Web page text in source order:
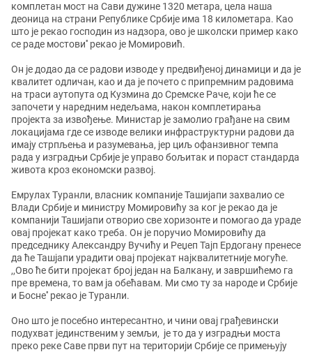
комплетан мост на Сави дужине 1320 метара, цела наша
деоница на страни Републике Србије има 18 километара. Као
што је рекао господин из надзора, ово је школски пример како
се раде мостови'' рекао је Момировић.
Он је додао да се радови изводе у предвиђеној динамици и да је
квалитет одличан, као и да је почето с припремним радовима
на траси аутопута од Кузмина до Сремске Раче, који ће се
започети у наредним недељама, након комплетирања
пројекта за извођење. Министар је замолио грађане на свим
локацијама где се изводе велики инфраструктурни радови да
имају стрпљења и разумевања, јер циљ офанзивног темпа
рада у изградњи Србије је управо бољитак и пораст стандарда
живота кроз економски развој.
Емрулах Туранли, власник компаније Ташијапи захвалио се
Влади Србије и министру Момировићу за ког је рекао да је
компанији Ташијапи отворио све хоризонте и помогао да ураде
овај пројекат како треба. Он је поручио Момировићу да
председнику Александру Вучићу и Реџеп Тајп Ердогану пренесе
да ће Ташјапи урадити овај пројекат најквалитетније могуће.
,,Ово ће бити пројекат број један на Балкану, и завршићемо га
пре времена, то вам ја обећавам. Ми смо ту за народе и Србије
и Босне'' рекао је Туранли.
Оно што је посебно интересантно, и чини овај грађевински
подухват јединственим у земљи, је то да у изградњи моста
преко реке Саве први пут на територији Србије се примењују